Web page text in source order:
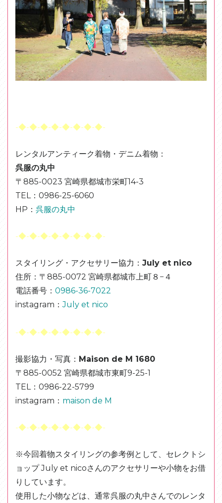
-◆-◆-◆-◆-◆-◆-◆-◆-
レンタルアンティーク着物・デニム着物：
呉服の丸中
〒885-0023 宮崎県都城市栄町14-3
TEL：0986-25-6060
HP： 呉服の丸中
-◆-◆-◆-◆-◆-◆-◆-◆-
スタイリング・アクセサリー協力： July et nico
住所： 〒885-0072 宮崎県都城市上町８−４
電話番号： 0986-36-7022
instagram：July et nico
-◆-◆-◆-◆-◆-◆-◆-◆-
撮影協力・写真： Maison de M 1680
〒885-0052 宮崎県都城市東町9-25-1
TEL：0986-22-5799
instagram： maison de M
-◆-◆-◆-◆-◆-◆-◆-◆-
※今回着物スタイリングの参考例として、セレクトシ
ョップ July et nicoさんのアクセサリーや小物をお借
りしています。
使用した小物などは、通常呉服の丸中さんでのレンタ